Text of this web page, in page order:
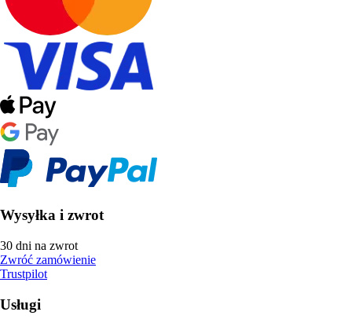
Wysyłka i zwrot
30 dni na zwrot
Zwróć zamówienie
Trustpilot
Usługi